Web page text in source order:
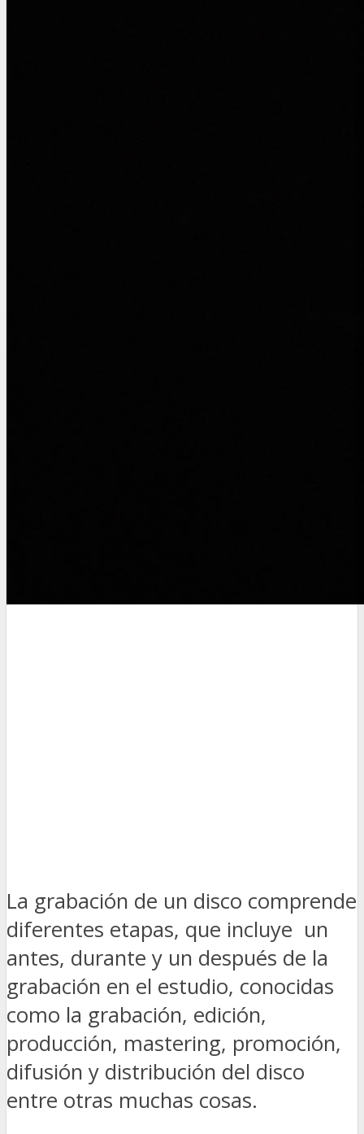
La grabación de un disco comprende
diferentes etapas, que incluye un
antes, durante y un después de la
grabación en el estudio, conocidas
como la grabación, edición,
producción, mastering, promoción,
difusión y distribución del disco
entre otras muchas cosas.